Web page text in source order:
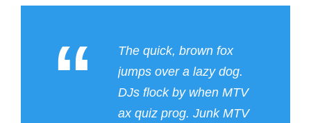
“
The quick, brown fox
jumps over a lazy dog.
DJs flock by when MTV
ax quiz prog. Junk MTV